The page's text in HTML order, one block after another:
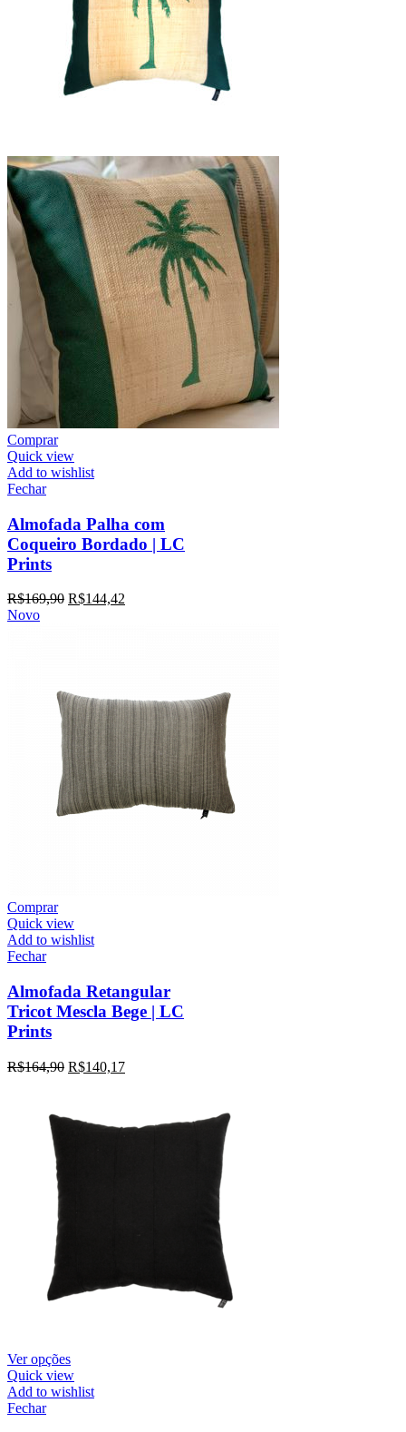
Comprar
Quick view
Add to wishlist
Fechar
Almofada Palha com
Coqueiro Bordado | LC
Prints
R$169,90 R$144,42
Novo
Comprar
Quick view
Add to wishlist
Fechar
Almofada Retangular
Tricot Mescla Bege | LC
Prints
R$164,90 R$140,17
Ver opções
Quick view
Add to wishlist
Fechar